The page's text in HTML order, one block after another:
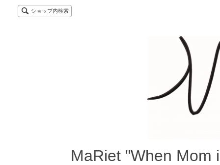
ショップ内検索
MaRiet "When Mom